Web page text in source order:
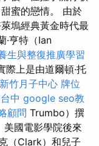
蜜的戀情。 由於
塢經典黃金時代最
·亨特（Ian
生與整復推廣學習
上是由道爾頓·托
新竹月子中心 牌位
中 google seo教
顧問 Trumbo）撰
美國電影學院後來
（Clark）和兒子